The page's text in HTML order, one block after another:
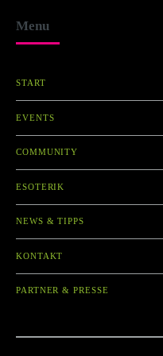
Menu
START
EVENTS
COMMUNITY
ESOTERIK
NEWS & TIPPS
KONTAKT
PARTNER & PRESSE